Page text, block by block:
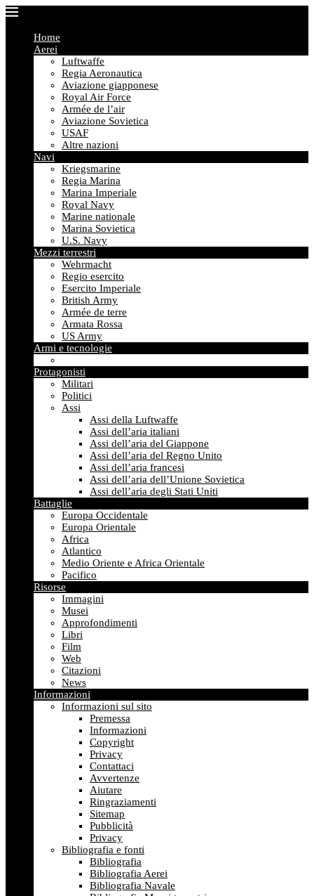
Home
Aerei
Luftwaffe
Regia Aeronautica
Aviazione giapponese
Royal Air Force
Armée de l’air
Aviazione Sovietica
USAF
Altre nazioni
Navi
Kriegsmarine
Regia Marina
Marina Imperiale
Royal Navy
Marine nationale
Marina Sovietica
U.S. Navy
Mezzi terrestri
Wehrmacht
Regio esercito
Esercito Imperiale
British Army
Armée de terre
Armata Rossa
US Army
Armi e tecnologie
Protagonisti
Militari
Politici
Assi
Assi della Luftwaffe
Assi dell’aria italiani
Assi dell’aria del Giappone
Assi dell’aria del Regno Unito
Assi dell’aria francesi
Assi dell’aria dell’Unione Sovietica
Assi dell’aria degli Stati Uniti
Battaglie
Europa Occidentale
Europa Orientale
Africa
Atlantico
Medio Oriente e Africa Orientale
Pacifico
Risorse
Immagini
Musei
Approfondimenti
Libri
Film
Web
Citazioni
News
Informazioni
Informazioni sul sito
Premessa
Informazioni
Copyright
Privacy
Contattaci
Avvertenze
Aiutare
Ringraziamenti
Sitemap
Pubblicità
Privacy
Bibliografia e fonti
Bibliografia
Bibliografia Aerei
Bibliografia Navale